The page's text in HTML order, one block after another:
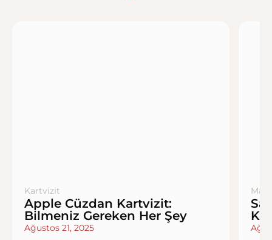
Kartvizit
Apple Cüzdan Kartvizit:
Bilmeniz Gereken Her Şey
Ağustos 21, 2025